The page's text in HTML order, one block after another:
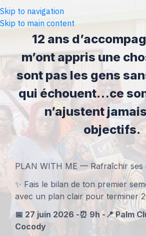
Skip to navigation
Skip to main content
12 ans
m’ont appris une
sont pas les gens
qui échouent…ce
n’ajustent
objectifs.
PLAN WITH ME — Rafraîchir ses
✨ Fais le bilan de ton premier
avec un plan clair pour terminer
📅 27 juin 2026 -⏰ 9h -📍 Palm
Cocody